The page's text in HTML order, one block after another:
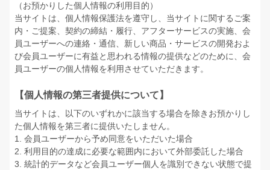
（お預かりした個人情報の利用目的）
当サイトは、個人情報保護法を遵守し、当サイトに関するご案
内・ご提案、契約の締結・履行、アフターサービスの実施、会
員ユーザーへの連絡・通信、新しい商品・サービスの開発およ
び会員ユーザーに有益と思われる情報の提供などのために、会
員ユーザーの個人情報を利用させていただきます。
【個人情報の第三者提供について】
当サイトは、以下のいずれかに該当する場合を除きお預かりし
た個人情報を第三者に提供いたしません。
1. 会員ユーザーから予め同意をいただいた場合
2. 利用目的の達成に必要な範囲内において外部委託した場合
3. 統計的データなど会員ユーザー個人を識別できない状態で提